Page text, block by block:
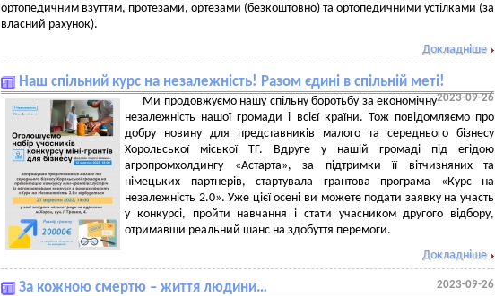
ортопедичним взуттям, протезами, ортезами (безкоштовно) та ортопедичними устілками (за
власний рахунок).
Докладніше
Наш спільний курс на незалежність! Разом єдині в спільній меті!
2023-09-26
Ми продовжуємо нашу спільну боротьбу за економічну
незалежність нашої громади і всієї країни. Тож повідомляємо про
добру новину для представників малого та середнього бізнесу
Хорольської міської ТГ. Вдруге у нашій громаді під егідою
агропромхолдингу «Астарта», за підтримки її вітчизняних та
німецьких партнерів, стартувала грантова програма «Курс на
незалежність 2.0». Уже цієї осені ви можете подати заявку на участь
у конкурсі, пройти навчання і стати учасником другого відбору,
отримавши реальний шанс на здобуття перемоги.
Докладніше
За кожною смертю – життя людини… 2023-09-26